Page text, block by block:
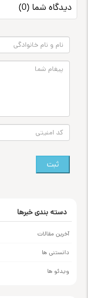
دیدگاه شما (0)
ثبت
دسته بندی خبرها
آخرین مقالات
دانستنی ها
ویدئو ها